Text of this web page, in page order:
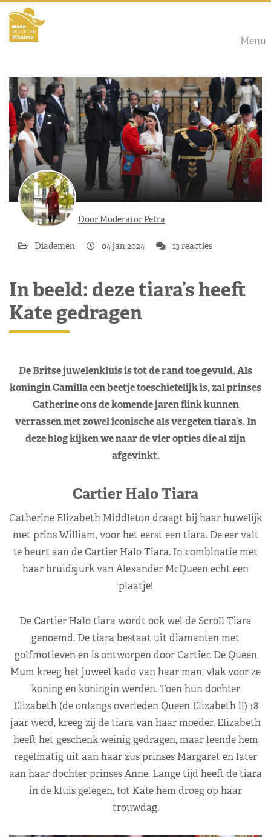
Menu
Door Moderator Petra
Diademen 04 jan 2024 13 reacties
In beeld: deze tiara’s heeft
Kate gedragen
De Britse juwelenkluis is tot de rand toe gevuld. Als
koningin Camilla een beetje toeschietelijk is, zal prinses
Catherine ons de komende jaren flink kunnen
verrassen met zowel iconische als vergeten tiara’s. In
deze blog kijken we naar de vier opties die al zijn
afgevinkt.
Cartier Halo Tiara
Catherine Elizabeth Middleton draagt bij haar huwelijk
met prins William, voor het eerst een tiara. De eer valt
te beurt aan de Cartier Halo Tiara. In combinatie met
haar bruidsjurk van Alexander McQueen echt een
plaatje!
De Cartier Halo tiara wordt ook wel de Scroll Tiara
genoemd. De tiara bestaat uit diamanten met
golfmotieven en is ontworpen door Cartier. De Queen
Mum kreeg het juweel kado van haar man, vlak voor ze
koning en koningin werden. Toen hun dochter
Elizabeth (de onlangs overleden Queen Elizabeth ll) 18
jaar werd, kreeg zij de tiara van haar moeder. Elizabeth
heeft het geschenk weinig gedragen, maar leende hem
regelmatig uit aan haar zus prinses Margaret en later
aan haar dochter prinses Anne. Lange tijd heeft de tiara
in de kluis gelegen, tot Kate hem droeg op haar
trouwdag.